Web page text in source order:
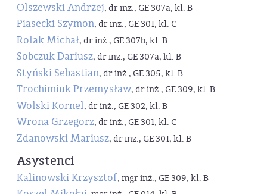
Olszewski Andrzej, dr inż., GE 307a, kl. B
Piasecki Szymon, dr inż., GE 301, kl. C
Rolak Michał, dr inż., GE 307b, kl. B
Sobczuk Dariusz, dr inż., GE 307a, kl. B
Styński Sebastian, dr inż., GE 305, kl. B
Trochimiuk Przemysław, dr inż., GE 309, kl. B
Wolski Kornel, dr inż., GE 302, kl. B
Wrona Grzegorz, dr inż., GE 301, kl. C
Zdanowski Mariusz, dr inż., GE 301, kl. B
Asystenci
Kalinowski Krzysztof, mgr inż., GE 309, kl. B